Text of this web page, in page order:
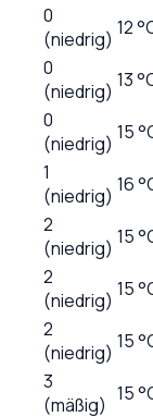
0
(niedrig) 12
0
(niedrig) 13
0
(niedrig) 15
1
(niedrig) 16
2
(niedrig) 15
2
(niedrig) 15
2
(niedrig) 15
3
(mäßig) 15